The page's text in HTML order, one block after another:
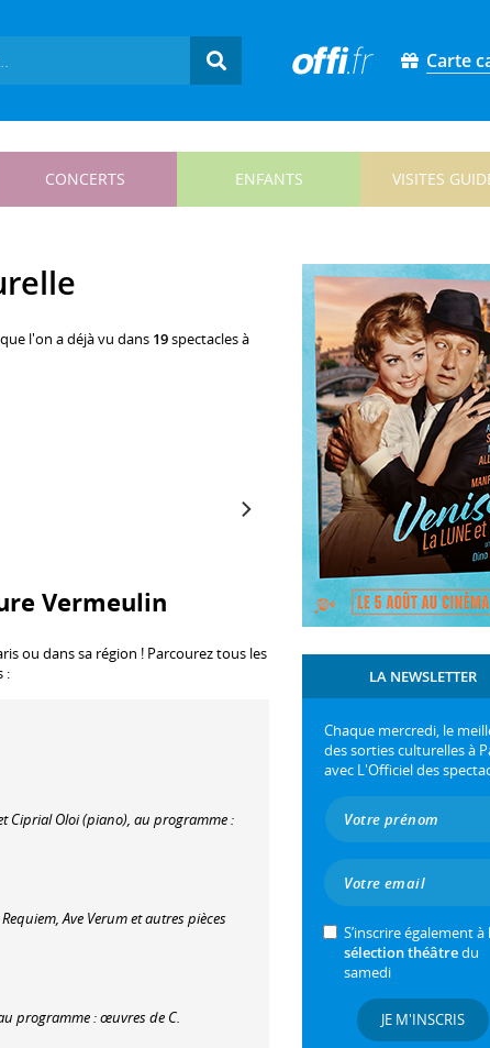
Carte
CONCERTS ENFANTS VISITES
l'on a déjà vu dans 19spectacles à
Vermeulin
ou dans sa région ! Parcourez tous les
:
Ciprial Oloi (piano), au programme :
Ave Verum et autres pièces
programme : œuvres de C.
LA NEWSLETTER
Chaque mercredi, le
des sorties culturelles à
avec L'Officiel des
S’inscrire également à
sélection théâtredu
samedi
JE M'INSCRIS